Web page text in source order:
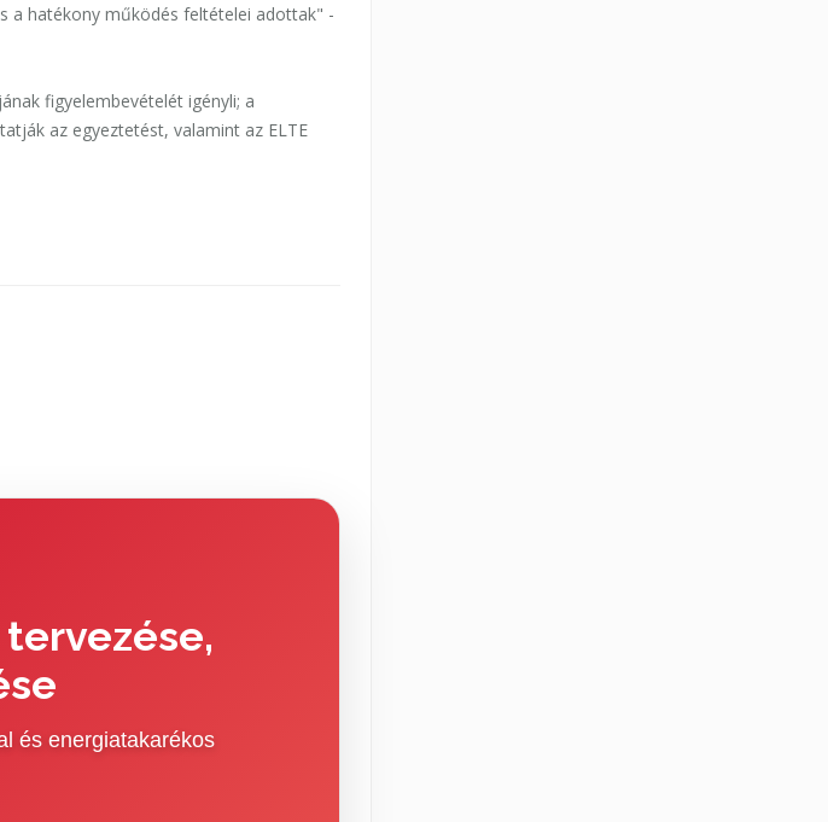
a hatékony működés feltételei adottak" -
figyelembevételét igényli; a
az egyeztetést, valamint az ELTE
és energiatakarékos